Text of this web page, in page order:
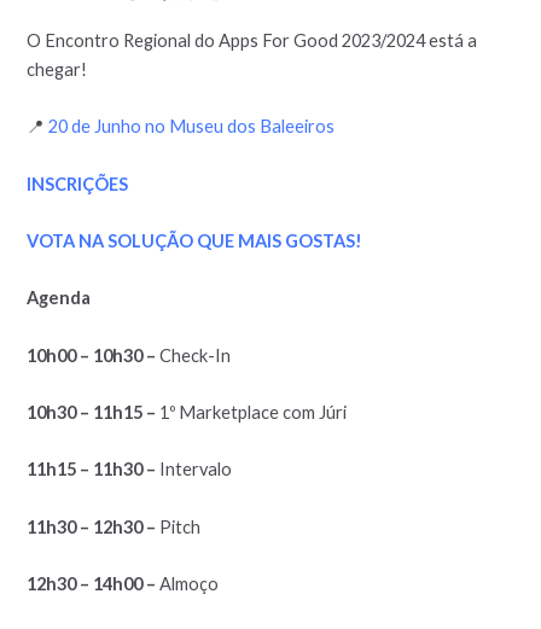
O Encontro Regional do Apps For Good 2023/2024 está a
chegar!
📍20 de Junho no Museu dos Baleeiros
INSCRIÇÕES
VOTA NA SOLUÇÃO QUE MAIS GOSTAS!
Agenda
10h00 – 10h30 –Check-In
10h30 – 11h15 – 1º Marketplace com Júri
11h15 – 11h30 – Intervalo
11h30 – 12h30 – Pitch
12h30 – 14h00 –Almoço